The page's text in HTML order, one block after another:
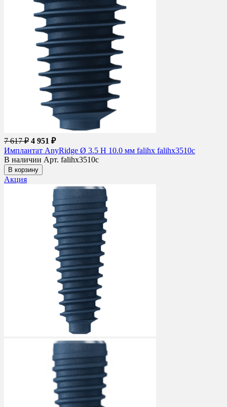
7 617 ₽ 4 951 ₽
Имплантат AnyRidge Ø 3.5 H 10.0 мм falihx falihx3510c
В наличии Арт. falihx3510c
В корзину
Акция